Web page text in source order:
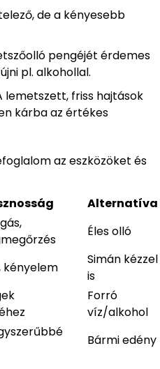
de a kényesebb
pengéjét érdemes
pl. alkohollal.
lemetszett, friss hajtások
kárba az értékes
az eszközöket és
Alternatíva
Éles olló
kényelem
Simán kézzel
is
Forró
víz/alkohol
Bármi edény